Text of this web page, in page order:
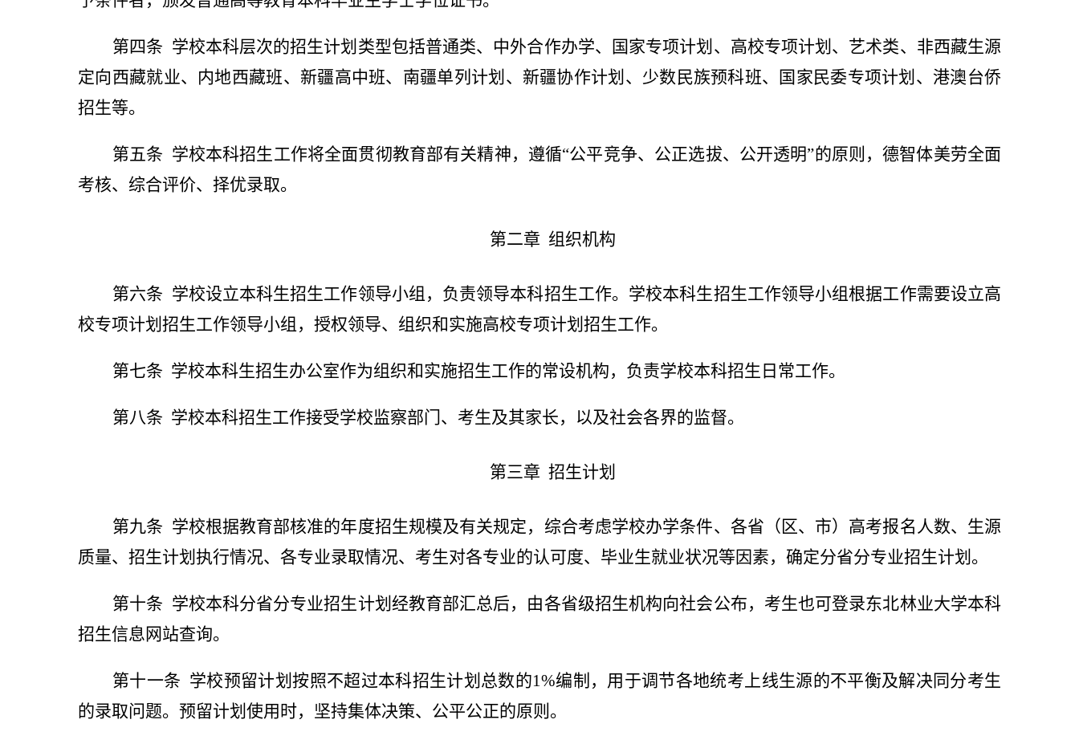
第四条 学校本科层次的招生计划类型包括普通类、中外合作办学、国家专项计划、高校专项计划、艺术类、非西藏生源
定向西藏就业、内地西藏班、新疆高中班、南疆单列计划、新疆协作计划、少数民族预科班、国家民委专项计划、港澳台侨
招生等。
第五条 学校本科招生工作将全面贯彻教育部有关精神，遵循“公平竞争、公正选拔、公开透明”的原则，德智体美劳全面
考核、综合评价、择优录取。
第二章 组织机构
第六条 学校设立本科生招生工作领导小组，负责领导本科招生工作。学校本科生招生工作领导小组根据工作需要设立高
校专项计划招生工作领导小组，授权领导、组织和实施高校专项计划招生工作。
第七条 学校本科生招生办公室作为组织和实施招生工作的常设机构，负责学校本科招生日常工作。
第八条 学校本科招生工作接受学校监察部门、考生及其家长，以及社会各界的监督。
第三章 招生计划
第九条 学校根据教育部核准的年度招生规模及有关规定，综合考虑学校办学条件、各省（区、市）高考报名人数、生源
质量、招生计划执行情况、各专业录取情况、考生对各专业的认可度、毕业生就业状况等因素，确定分省分专业招生计划。
第十条 学校本科分省分专业招生计划经教育部汇总后，由各省级招生机构向社会公布，考生也可登录东北林业大学本科
招生信息网站查询。
第十一条 学校预留计划按照不超过本科招生计划总数的1%编制，用于调节各地统考上线生源的不平衡及解决同分考生
的录取问题。预留计划使用时，坚持集体决策、公平公正的原则。